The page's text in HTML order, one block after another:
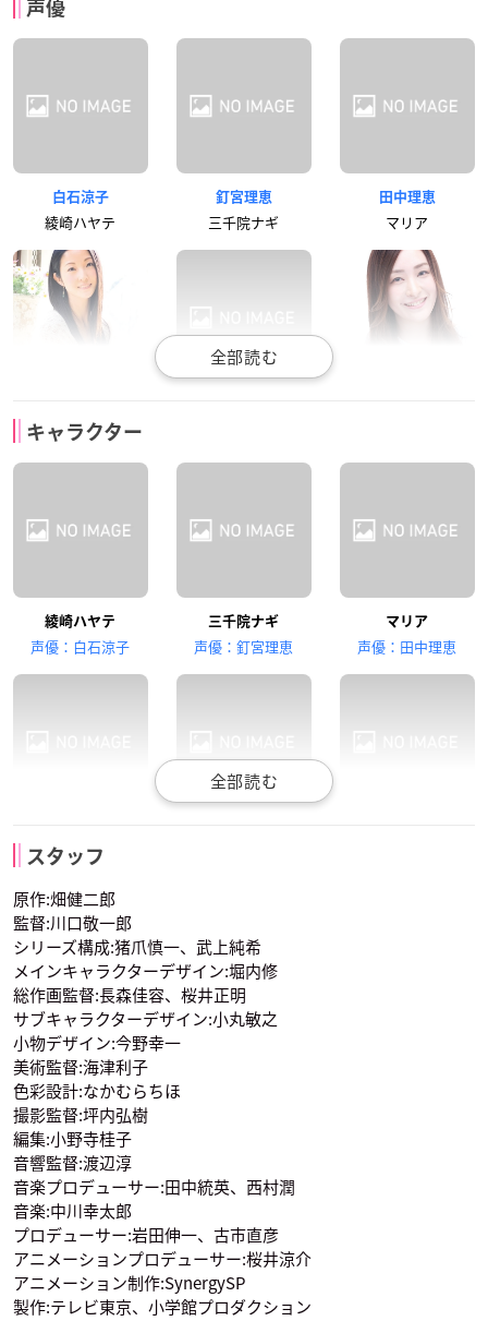
声優
白石涼子
綾崎ハヤテ
釘宮理恵
三千院ナギ
田中理恵
マリア
桂ヒナギク
井上麻里奈
橘ワタル
中島沙樹
貴嶋サキ
生天目仁美
桂雪路
瀬川泉
三宅健太
クラウス
キャラクター
綾崎ハヤテ
声優：白石涼子
三千院ナギ
声優：釘宮理恵
マリア
声優：田中理恵
声優：伊藤静
橘ワタル
声優：井上麻里奈
瀬川泉
声優：矢作紗友里
西沢歩
声優：高橋美佳子
スタッフ
原作:畑健二郎
監督:川口敬一郎
シリーズ構成:猪爪慎一、武上純希
メインキャラクターデザイン:堀内修
総作画監督:長森佳容、桜井正明
サブキャラクターデザイン:小丸敏之
小物デザイン:今野幸一
美術監督:海津利子
色彩設計:なかむらちほ
撮影監督:坪内弘樹
編集:小野寺桂子
音響監督:渡辺淳
音楽プロデューサー:田中統英、西村潤
音楽:中川幸太郎
プロデューサー:岩田伸一、古市直彦
アニメーションプロデューサー:桜井涼介
アニメーション制作:SynergySP
製作:テレビ東京、小学館プロダクション